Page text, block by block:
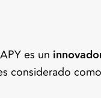
es un
considerado